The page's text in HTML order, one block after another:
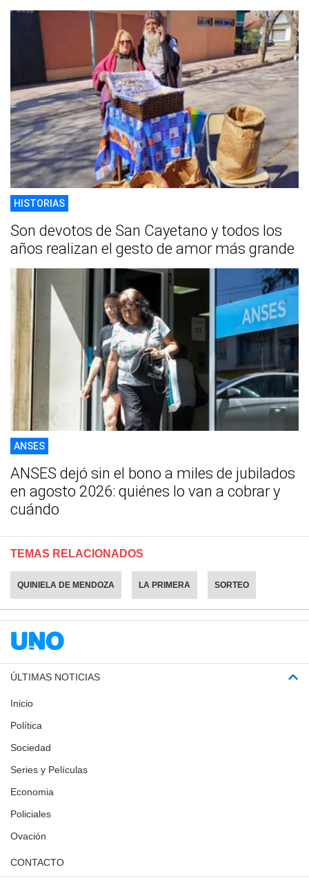
HISTORIAS
Son devotos de San Cayetano y todos los
años realizan el gesto de amor más grande
ANSES
ANSES dejó sin el bono a miles de jubilados
en agosto 2026: quiénes lo van a cobrar y
cuándo
TEMAS RELACIONADOS
QUINIELA DE MENDOZA LA PRIMERA SORTEO
ÚLTIMAS NOTICIAS
Inicio
Política
Sociedad
Series y Películas
Economia
Policiales
Ovación
CONTACTO